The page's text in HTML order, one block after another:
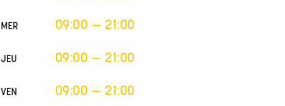
MER 09:00 — 21:00
JEU 09:00 — 21:00
VEN 09:00 — 21:00